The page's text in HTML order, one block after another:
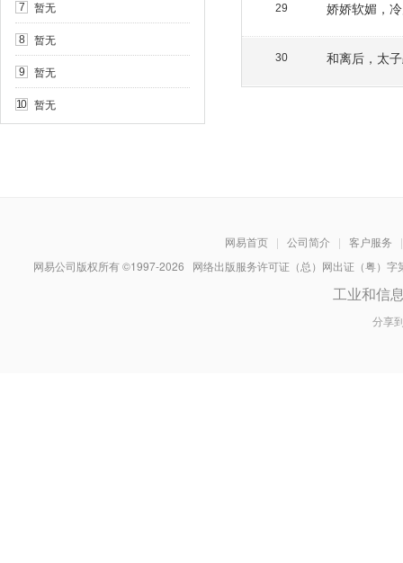
7 暂无
8 暂无
9 暂无
10 暂无
29 娇娇软媚，
30 和离后，太
网易首页 | 公司简介 | 客户服务
|
网易公司版权所有 ©1997-2026 网络出版服务许可证（总）网出证（粤）
工业和信
分享